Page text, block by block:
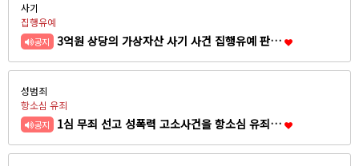
사기
집행유예
공지 3억원 상당의 가상자산 사기 사건 집행유예 판…
성범죄
항소심 유죄
공지 1심 무죄 선고 성폭력 고소사건을 항소심 유죄…